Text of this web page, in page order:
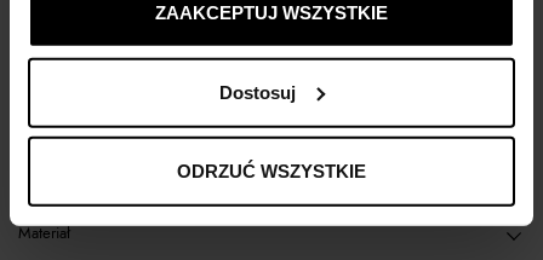
ZAAKCEPTUJ WSZYSTKIE
Dostosuj
ODRZUĆ WSZYSTKIE
Kup teraz, Zapłać później!
Materiał